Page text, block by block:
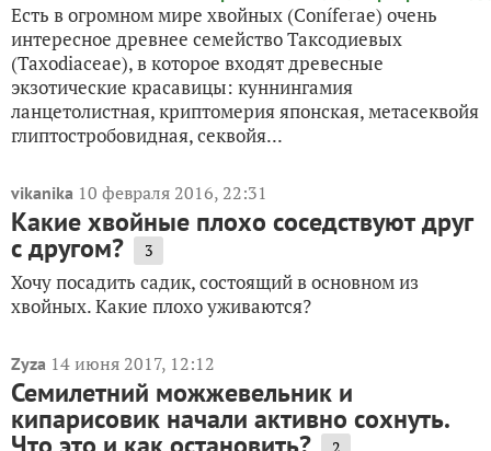
Есть в огромном мире хвойных (Coníferae) очень
интересное древнее семейство Таксодиевых
(Taxodiaceae), в которое входят древесные
экзотические красавицы: куннингамия
ланцетолистная, криптомерия японская, метасеквойя
глиптостробовидная, секвойя...
vikanika 10 февраля 2016, 22:31
Какие хвойные плохо соседствуют друг
с другом? 3
Хочу посадить садик, состоящий в основном из
хвойных. Какие плохо уживаются?
Zyza 14 июня 2017, 12:12
Семилетний можжевельник и
кипарисовик начали активно сохнуть.
2